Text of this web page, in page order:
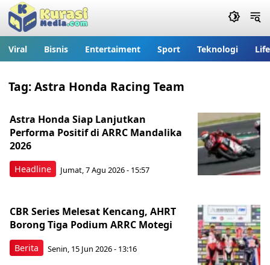
Viral Bisnis Entertaiment Sport Teknologi
Tag:Astra Honda Racing Team
Headline
Astra Honda Siap Lanjutkan
Performa Positif di ARRC Mandalika
2026
Jumat, 7 Agu 2026 - 15:57
Berita
CBR Series Melesat Kencang, AHRT
Borong Tiga Podium ARRC Motegi
Senin, 15 Jun 2026 - 13:16